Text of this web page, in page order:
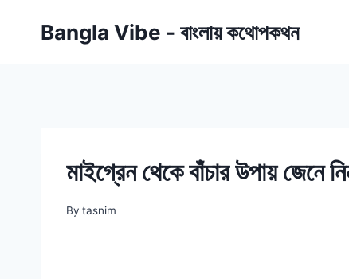
Bangla Vibe - বাংলায় কথোপকথন
মাইগ্রেন থেকে বাঁচার উপায় জেনে
By tasnim